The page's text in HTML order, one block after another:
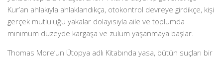
Kur’an ahlakıyla ahlaklandıkça, otokontrol devreye girdikçe, kişi
gerçek mutluluğu yakalar dolayısıyla aile ve toplumda
minimum düzeyde kargaşa ve zulüm yaşanmaya başlar.
Thomas More’un Ütopya adlı Kitabında yasa, bütün suçları bir